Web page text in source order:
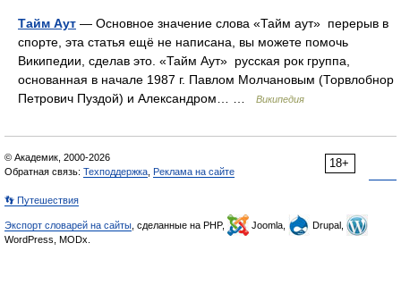
Тайм Аут — Основное значение слова «Тайм аут» перерыв в
спорте, эта статья ещё не написана, вы можете помочь
Википедии, сделав это. «Тайм Аут» русская рок группа,
основанная в начале 1987 г. Павлом Молчановым (Торвлобнор
Петрович Пуздой) и Александром… …
Википедия
18+
© Академик, 2000-2026
Обратная связь: Техподдержка Реклама на сайте
👣 Путешествия
Экспорт словарей на сайты , сделанные на PHP, Joomla,
Drupal,
WordPress, MODx.